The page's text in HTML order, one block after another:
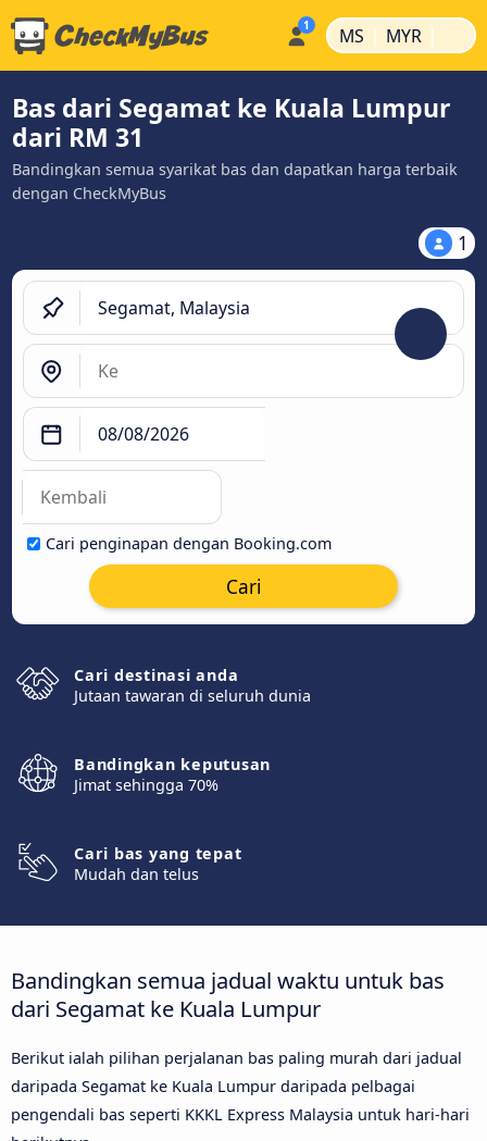
MS | MYR |
Bas dari Segamat ke Kuala Lumpur
dari RM 31
Bandingkan semua syarikat bas dan dapatkan harga terbaik
dengan CheckMyBus
1
Cari penginapan dengan Booking.com
Cari
Cari destinasi anda
Jutaan tawaran di seluruh dunia
Bandingkan keputusan
Jimat sehingga 70%
Cari bas yang tepat
Mudah dan telus
Bandingkan semua jadual waktu untuk bas
dari Segamat ke Kuala Lumpur
Berikut ialah pilihan perjalanan bas paling murah dari jadual
daripada Segamat ke Kuala Lumpur daripada pelbagai
pengendali bas seperti KKKL Express Malaysia untuk hari-hari